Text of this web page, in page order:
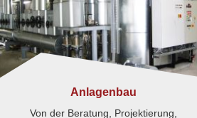
Anlagenbau
Von der Beratung, Projektierung,